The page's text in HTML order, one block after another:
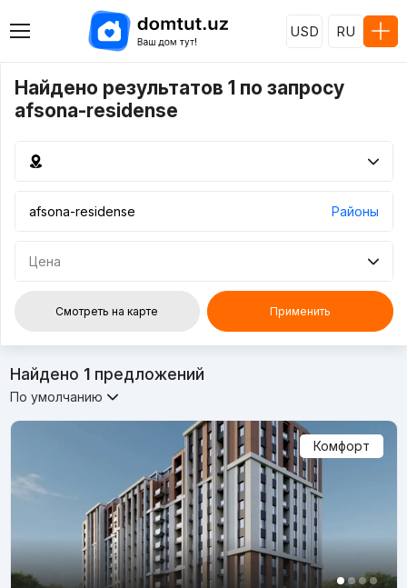
USD RU
Найдено результатов 1 по запросу
afsona-residense
Районы
Цена
Смотреть на карте Применить
Найдено 1предложений
По умолчанию
Комфорт